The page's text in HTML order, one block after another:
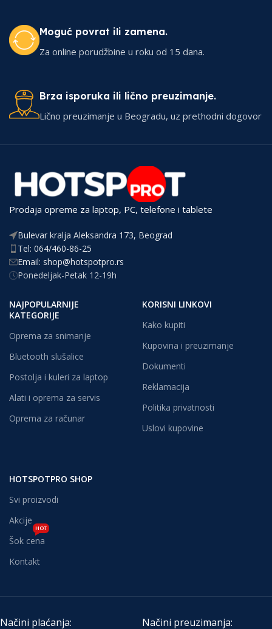
Moguć povrat ili zamena.
Za online porudžbine u roku od 15 dana.
Brza isporuka ili lično preuzimanje.
Lično preuzimanje u Beogradu, uz prethodni dogovor
Prodaja opreme za laptop, PC, telefone i tablete
Bulevar kralja Aleksandra 173, Beograd
Tel: 064/460-86-25
Email: shop@hotspotpro.rs
Ponedeljak-Petak 12-19h
NAJPOPULARNIJE
KATEGORIJE
Oprema za snimanje
Bluetooth slušalice
Postolja i kuleri za laptop
Alati i oprema za servis
Oprema za računar
KORISNI LINKOVI
Kako kupiti
Kupovina i preuzimanje
Dokumenti
Reklamacija
Politika privatnosti
Uslovi kupovine
HOTSPOTPRO SHOP
Svi proizvodi
Akcije
Šok cena
HOT
Kontakt
Načini plaćanja: Načini preuzimanja: